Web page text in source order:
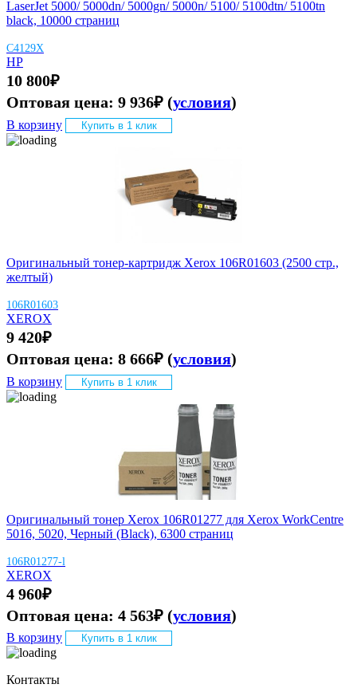
LaserJet 5000/ 5000dn/ 5000gn/ 5000n/ 5100/ 5100dtn/ 5100tn
black, 10000 страниц
C4129X
HP
10 800₽
Оптовая цена: 9 936₽ (условия)
В корзину Купить в 1 клик
Оригинальный тонер-картридж Xerox 106R01603 (2500 стр.,
желтый)
106R01603
XEROX
9 420₽
Оптовая цена: 8 666₽ (условия)
В корзину Купить в 1 клик
Оригинальный тонер Xerox 106R01277 для Xerox WorkCentre
5016, 5020, Черный (Black), 6300 страниц
106R01277-l
XEROX
4 960₽
Оптовая цена: 4 563₽ (условия)
В корзину Купить в 1 клик
Контакты